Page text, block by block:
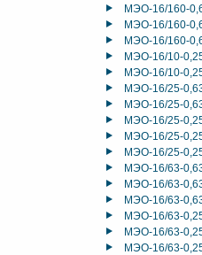
МЭО-16/160-
МЭО-16/160-
МЭО-16/160-
МЭО-16/10-
МЭО-16/10-
МЭО-16/25-
МЭО-16/25-
МЭО-16/25-
МЭО-16/25-
МЭО-16/25-
МЭО-16/63-
МЭО-16/63-
МЭО-16/63-
МЭО-16/63-
МЭО-16/63-
МЭО-16/63-